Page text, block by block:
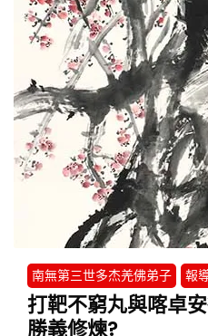
南無第三世多杰羌佛弟子 報
打靶不窮丸與喀卓
勝義修煉?